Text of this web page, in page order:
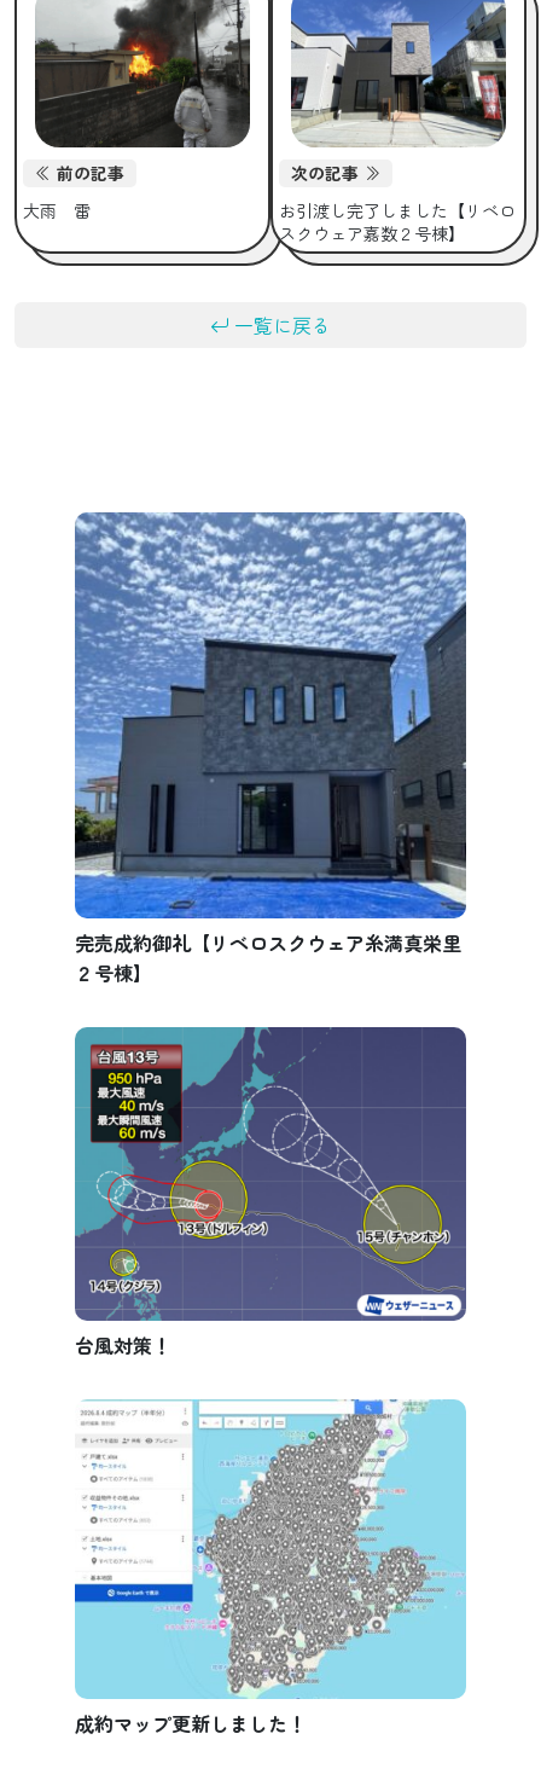
前の記事
大雨 雷
次の記事
お引渡し完了しました【リベロ
スクウェア嘉数２号棟】
一覧に戻る
完売成約御礼【リベロスクウェア糸満真栄里
２号棟】
台風対策！
成約マップ更新しました！